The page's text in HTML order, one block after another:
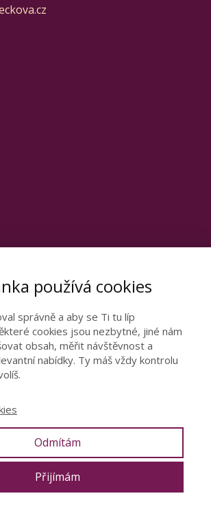
dveře ke
vztahu
z mé 15leté praxe.
VZTAH
používá cookies
správně a aby se Ti tu líp
cookies jsou nezbytné, jiné nám
obsah, měřit návštěvnost a
nabídky. Ty máš vždy kontrolu
Odmítám
Přijímám